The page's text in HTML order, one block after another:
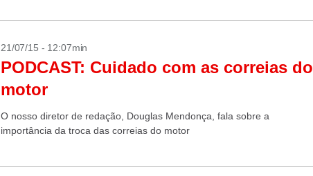
21/07/15 - 12:07min
PODCAST: Cuidado com as correias do
motor
O nosso diretor de redação, Douglas Mendonça, fala sobre a
importância da troca das correias do motor